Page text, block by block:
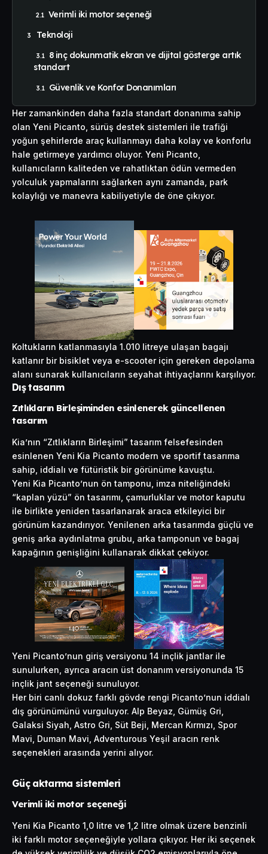
Verimli iki motor seçeneği
Teknoloji
8 inç dokunmatik ekran ve dijital gösterge artık
standart
Güvenlik ve Konfor Donanımları
Her zamankinden daha fazla standart donanıma sahip
olan Yeni Picanto, sürüş destek sistemleri ile trafiği
yoğun şehirlerde araç kullanmayı daha kolay ve konforlu
hale getirmeye yardımcı oluyor. Yeni Picanto,
kullanıcıların kaliteden ve rahatlıktan ödün vermeden
yolculuk yapmalarını sağlarken aynı zamanda, park
kolaylığı ve manevra kabiliyetiyle de öne çıkıyor.
Koltukların katlanmasıyla 1.010 litreye ulaşan bagajı
katlanır bir bisiklet veya e-scooter için gereken depolama
alanı sunarak kullanıcıların seyahat ihtiyaçlarını karşılıyor.
Dış tasarım
Zıtlıkların Birleşiminden esinlenerek güncellenen
tasarım
Kia’nın “Zıtlıkların Birleşimi” tasarım felsefesinden
esinlenen Yeni Kia Picanto modern ve sportif tasarıma
sahip, iddialı ve fütüristik bir görünüme kavuştu.
Yeni Kia Picanto’nun ön tamponu, imza niteliğindeki
“kaplan yüzü” ön tasarımı, çamurluklar ve motor kaputu
ile birlikte yeniden tasarlanarak araca etkileyici bir
görünüm kazandırıyor. Yenilenen arka tasarımda güçlü ve
geniş arka aydınlatma grubu, arka tamponun ve bagaj
kapağının genişliğini kullanarak dikkat çekiyor.
Yeni Picanto’nun giriş versiyonu 14 inçlik jantlar ile
sunulurken, ayrıca aracın üst donanım versiyonunda 15
inçlik jant seçeneği sunuluyor.
Her biri canlı dokuz farklı gövde rengi Picanto’nun iddialı
dış görünümünü vurguluyor. Alp Beyaz, Gümüş Gri,
Galaksi Siyah, Astro Gri, Süt Beji, Mercan Kırmızı, Spor
Mavi, Duman Mavi, Adventurous Yeşil aracın renk
seçenekleri arasında yerini alıyor.
Güç aktarma sistemleri
Verimli iki motor seçeneği
Yeni Kia Picanto 1,0 litre ve 1,2 litre olmak üzere benzinli
iki farklı motor seçeneğiyle yollara çıkıyor. Her iki seçenek